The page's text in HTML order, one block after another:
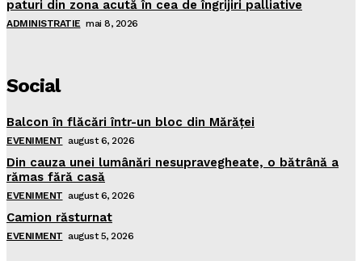
paturi din zona acută în cea de îngrijiri palliative
ADMINISTRATIE mai 8, 2026
Social
Balcon în flăcări într-un bloc din Mărăţei
EVENIMENT august 6, 2026
Din cauza unei lumânări nesupravegheate, o bătrână a
rămas fără casă
EVENIMENT august 6, 2026
Camion răsturnat
EVENIMENT august 5, 2026